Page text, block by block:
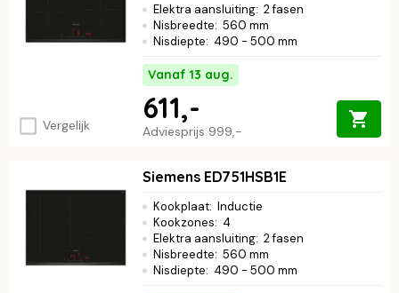
Vergelijk
Elektra aansluiting: 2 fasen
Nisbreedte: 560 mm
Nisdiepte: 490 - 500 mm
Vanaf 13 aug.
Adviesprijs 999,-
611,-
Siemens ED751HSB1E
Kookplaat: Inductie
Kookzones: 4
Elektra aansluiting: 2 fasen
Nisbreedte: 560 mm
Nisdiepte: 490 - 500 mm